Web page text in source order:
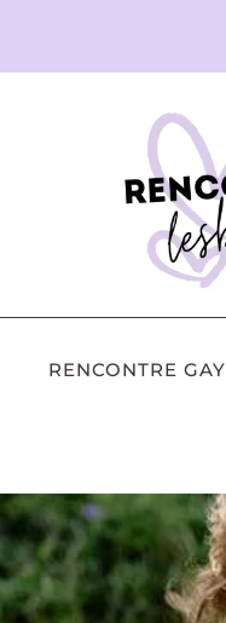
RENCONTRE GAY